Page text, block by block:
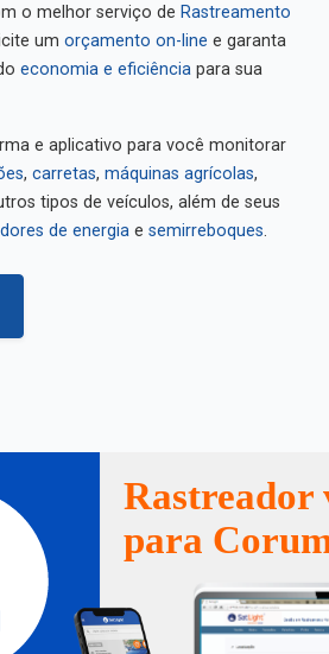
o melhor serviço de Rastreamento
um orçamento on-line e garanta
economia e eficiência para sua
e aplicativo para você monitorar
, carretas, máquinas agrícolas,
tipos de veículos, além de seus
de energia e semirreboques.
Rastreador
para